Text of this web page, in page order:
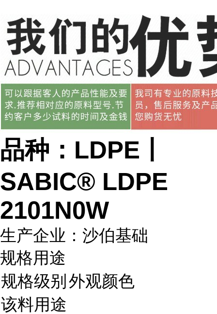
品种：LDPE丨
SABIC® LDPE
2101N0W
生产企业：沙伯基础
规格用途
规格级别 外观颜色
该料用途